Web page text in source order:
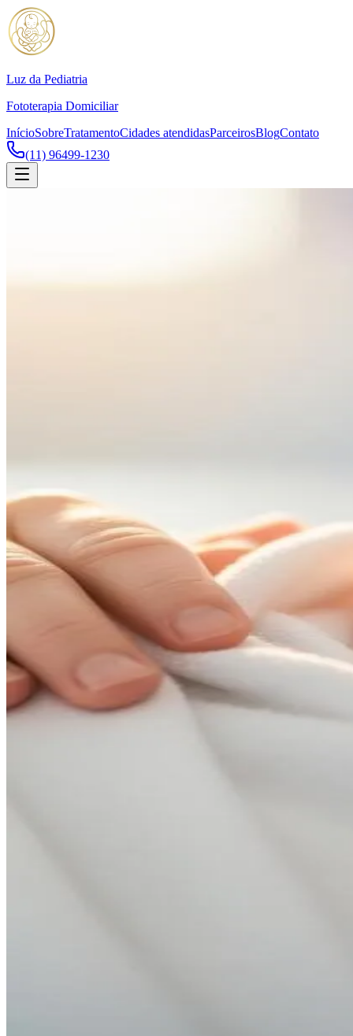
Luz da Pediatria
Fototerapia Domiciliar
InícioSobreTratamentoCidades atendidasParceirosBlogContato
(11) 96499-1230